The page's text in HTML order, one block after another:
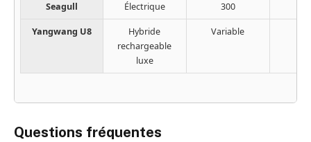
Seagull Électrique 300
Yangwang U8
Hybride
rechargeable
luxe
Variable
Questions fréquentes